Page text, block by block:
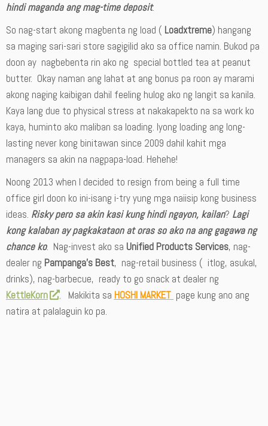
hindi maganda ang mag-time deposit.
So nag-start akong magbenta ng load ( Loadxtreme) hangang
sa maging sari-sari store sagigilid ako sa office namin. Bukod pa
doon ay nagbebenta rin ako ng special bottled tea at peanut
butter. Okay naman ang lahat at ang bonus pa roon ay marami
akong naging kaibigan dahil feeling hulog ako ng langit sa kanila.
Kaya lang due to physical stress at nakakapekto na sa work ko
kaya, huminto ako maliban sa loading. Iyong loading ang long-
lasting never kong binitawan since 2009 dahil kahit mga
managers sa akin na nagpapa-load. Hehehe!
Noong 2013 when I decided to resign from being a full time
office girl doon ko ini-isang i-try yung mga naiisip kong business
ideas. Risky pero sa akin kasi kung hindi ngayon, kailan? Lagi
kong kalaban ay pagkakataon at oras so ako na ang gagawa ng
chance ko. Nag-invest ako sa Unified Products Services, nag-
dealer ng Pampanga’s Best, nag-retail business ( itlog, asukal,
drinks), nag-barbecue, ready to go snack at dealer ng
KettleKorn
. Makikita sa HOSHI MARKET page kung ano ang
natira at palalaguin ko pa.